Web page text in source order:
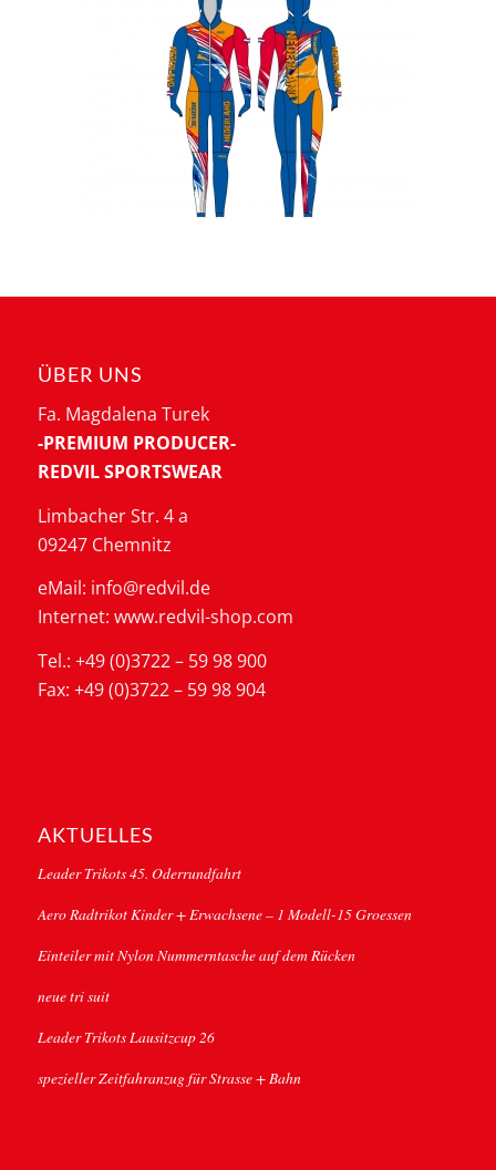
ÜBER UNS
Fa. Magdalena Turek
-PREMIUM PRODUCER-
REDVIL SPORTSWEAR
Limbacher Str. 4 a
09247 Chemnitz
eMail: info@redvil.de
Internet: www.redvil-shop.com
Tel.: +49 (0)3722 – 59 98 900
Fax: +49 (0)3722 – 59 98 904
AKTUELLES
Leader Trikots 45. Oderrundfahrt
Aero Radtrikot Kinder + Erwachsene – 1 Modell-15 Groessen
Einteiler mit Nylon Nummerntasche auf dem Rücken
neue tri suit
Leader Trikots Lausitzcup 26
spezieller Zeitfahranzug für Strasse + Bahn